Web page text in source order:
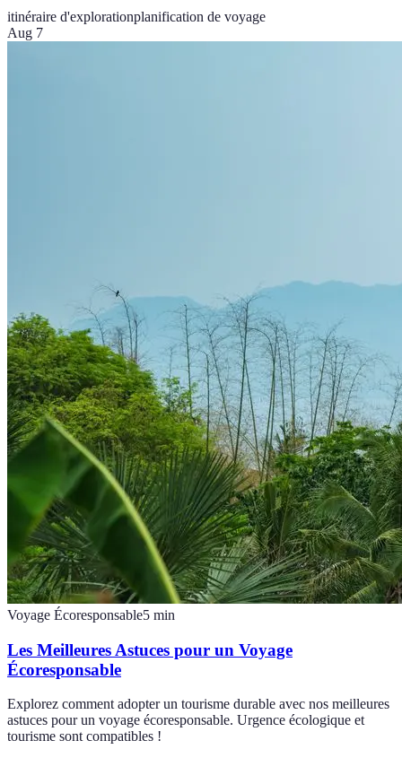
itinéraire d'explorationplanification de voyage
Aug 7
Voyage Écoresponsable5 min
Les Meilleures Astuces pour un Voyage
Écoresponsable
Explorez comment adopter un tourisme durable avec nos meilleures
astuces pour un voyage écoresponsable. Urgence écologique et
tourisme sont compatibles !